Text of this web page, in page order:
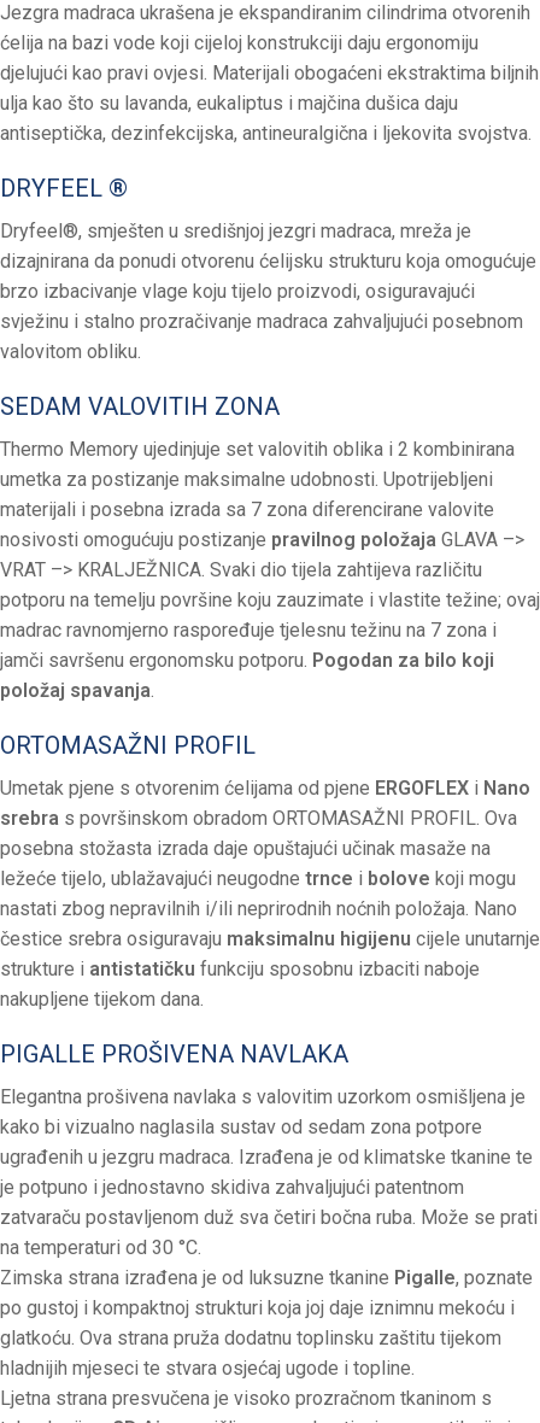
Jezgra madraca ukrašena je ekspandiranim cilindrima otvorenih
ćelija na bazi vode koji cijeloj konstrukciji daju ergonomiju
djelujući kao pravi ovjesi. Materijali obogaćeni ekstraktima biljnih
ulja kao što su lavanda, eukaliptus i majčina dušica daju
antiseptička, dezinfekcijska, antineuralgična i ljekovita svojstva.
DRYFEEL ®
Dryfeel®, smješten u središnjoj jezgri madraca, mreža je
dizajnirana da ponudi otvorenu ćelijsku strukturu koja omogućuje
brzo izbacivanje vlage koju tijelo proizvodi, osiguravajući
svježinu i stalno prozračivanje madraca zahvaljujući posebnom
valovitom obliku.
SEDAM VALOVITIH ZONA
Thermo Memory ujedinjuje set valovitih oblika i 2 kombinirana
umetka za postizanje maksimalne udobnosti. Upotrijebljeni
materijali i posebna izrada sa 7 zona diferencirane valovite
nosivosti omogućuju postizanje pravilnog položaja GLAVA –>
VRAT –> KRALJEŽNICA. Svaki dio tijela zahtijeva različitu
potporu na temelju površine koju zauzimate i vlastite težine; ovaj
madrac ravnomjerno raspoređuje tjelesnu težinu na 7 zona i
jamči savršenu ergonomsku potporu. Pogodan za bilo koji
položaj spavanja.
ORTOMASAŽNI PROFIL
Umetak pjene s otvorenim ćelijama od pjene ERGOFLEX i Nano
srebra s površinskom obradom ORTOMASAŽNI PROFIL. Ova
posebna stožasta izrada daje opuštajući učinak masaže na
ležeće tijelo, ublažavajući neugodne trnce i bolove koji mogu
nastati zbog nepravilnih i/ili neprirodnih noćnih položaja. Nano
čestice srebra osiguravaju maksimalnu higijenu cijele unutarnje
strukture i antistatičku funkciju sposobnu izbaciti naboje
nakupljene tijekom dana.
PIGALLE PROŠIVENA NAVLAKA
Elegantna prošivena navlaka s valovitim uzorkom osmišljena je
kako bi vizualno naglasila sustav od sedam zona potpore
ugrađenih u jezgru madraca. Izrađena je od klimatske tkanine te
je potpuno i jednostavno skidiva zahvaljujući patentnom
zatvaraču postavljenom duž sva četiri bočna ruba. Može se prati
na temperaturi od 30 °C.
Zimska strana izrađena je od luksuzne tkanine Pigalle, poznate
po gustoj i kompaktnoj strukturi koja joj daje iznimnu mekoću i
glatkoću. Ova strana pruža dodatnu toplinsku zaštitu tijekom
hladnijih mjeseci te stvara osjećaj ugode i topline.
Ljetna strana presvučena je visoko prozračnom tkaninom s